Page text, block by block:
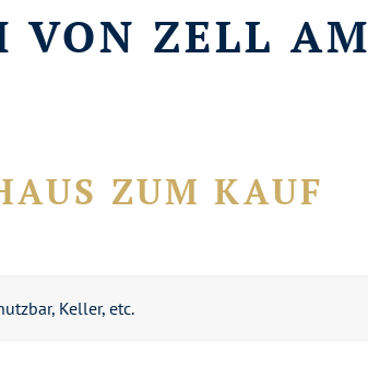
VON ZELL AM
ZUM KAUF
Keller, etc.